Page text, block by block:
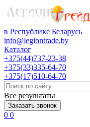
в Республике Беларусь
info@legiontrade.by
Каталог
+375(44)737-23-38
+375(33)335-64-70
+375(17)510-64-70
Все результаты
Заказать звонок
0 0